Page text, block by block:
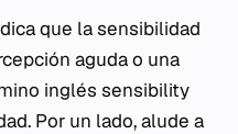
que la sensibilidad
aguda o una
inglés sensibility
Por un lado, alude a